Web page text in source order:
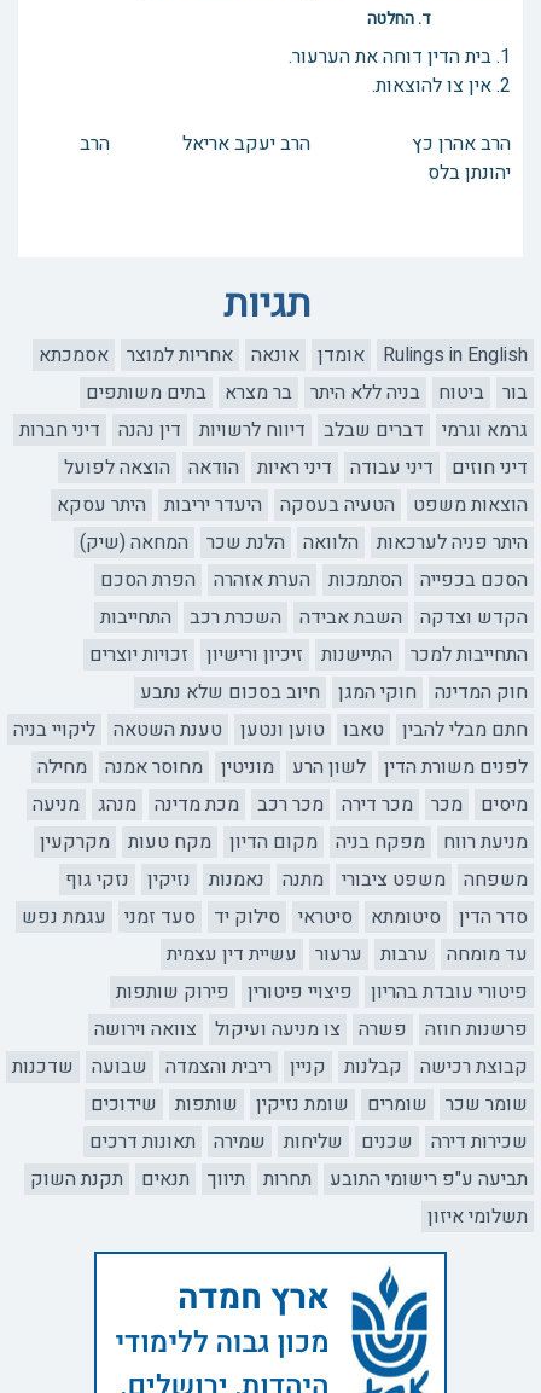
ד. החלטה
1. בית הדין דוחה את הערעור.
2. אין צו להוצאות.
הרב אהרן כץ הרב יעקב אריאל הרב
יהונתן בלס
תגיות
Rulings in English אומדן אונאה אחריות למוצר
אסמכתא
בור
ביטוח בניה ללא היתר בר מצרא
בתים משותפים
גרמא וגרמי
דברים שבלב דיווח לרשויות דין נהנה
דיני חברות
דיני חוזים
דיני עבודה דיני ראיות הודאה
הוצאה לפועל
הוצאות משפט
הטעיה בעסקה היעדר יריבות
היתר עסקא
היתר פניה לערכאות
הלוואה הלנת שכר
המחאה (שיק)
הסכם בכפייה
הסתמכות הערת אזהרה
הפרת הסכם
הקדש וצדקה
השבת אבידה השכרת רכב
התחייבות
התחייבות למכר
התיישנות זיכיון ורישיון
זכויות יוצרים
חוק המדינה
חוקי המגן
חיוב בסכום שלא נתבע
חתם מבלי להבין
טאבו טוען ונטען טענת השטאה
ליקויי בניה
לפנים משורת הדין
לשון הרע מוניטין מחוסר אמנה
מחילה
מיסים
מכר מכר דירה מכר רכב מכת מדינה מנהג
מניעה
מניעת רווח
מפקח בניה מקום הדיון מקח טעות
מקרקעין
משפחה
משפט ציבורי מתנה נאמנות נזיקין
נזקי גוף
סדר הדין
סיטומתא סיטראי סילוק יד סעד זמני
עגמת נפש
עד מומחה
ערבות ערעור
עשיית דין עצמית
פיטורי עובדת בהריון
פיצויי פיטורין
פירוק שותפות
פרשנות חוזה
פשרה צו מניעה ועיקול
צוואה וירושה
קבוצת רכישה
קבלנות קניין ריבית והצמדה שבועה
שדכנות
שומר שכר
שומרים שומת נזיקין שותפות
שידוכים
שכירות דירה
שכנים שליחות שמירה
תאונות דרכים
תביעה ע"פ רישומי התובע
תחרות תיווך תנאים
תקנת השוק
תשלומי איזון